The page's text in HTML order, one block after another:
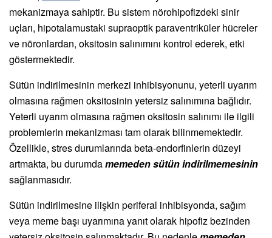
mekanizmaya sahiptir. Bu sistem nörohipofizdeki sinir
uçları, hipotalamustaki supraoptik paraventriküler hücreler
ve nöronlardan, oksitosin salınımını kontrol ederek, etki
göstermektedir.
Sütün indirilmesinin merkezi inhibisyonunu, yeterli uyarım
olmasına rağmen oksitosinin yetersiz salınımına bağlıdır.
Yeterli uyarım olmasına rağmen oksitosin salınımı ile ilgili
problemlerin mekanizması tam olarak bilinmemektedir.
Özellikle, stres durumlarında beta-endorfinlerin düzeyi
artmakta, bu durumdamemeden sütün indirilmemesinin
sağlanmasıdır.
Sütün indirilmesine ilişkin periferal inhibisyonda, sağım
veya meme başı uyarımına yanıt olarak hipofiz bezinden